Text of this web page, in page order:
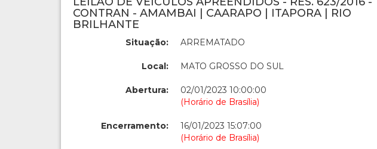
CONTRAN - AMAMBAI | CAARAPO | ITAPORA | RIO
BRILHANTE
Situação: ARREMATADO
Local: MATO GROSSO DO SUL
Abertura:
02/01/2023 10:00:00
(Horário de Brasília)
Encerramento:
16/01/2023 15:07:00
(Horário de Brasília)